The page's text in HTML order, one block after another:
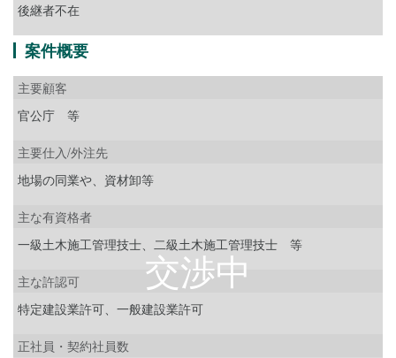
後継者不在
案件概要
主要顧客
官公庁 等
主要仕入/外注先
地場の同業や、資材卸等
主な有資格者
一級土木施工管理技士、二級土木施工管理技士 等
主な許認可
特定建設業許可、一般建設業許可
正社員・契約社員数